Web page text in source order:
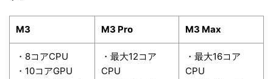
M3 M3 Pro M3 Max
・8コアCPU
・10コアGPU
・最大12コア
CPU
・最大16コア
CPU